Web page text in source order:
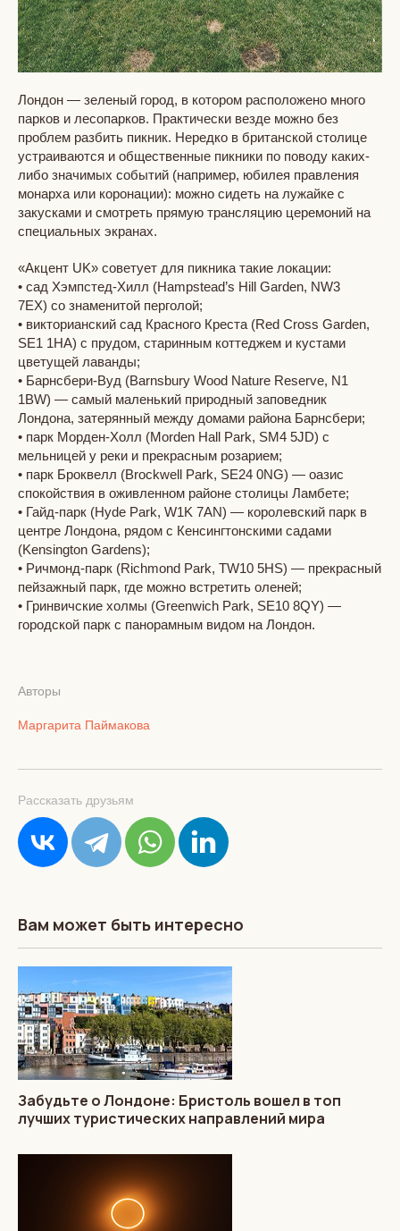
Лондон — зеленый город, в котором расположено много
парков и лесопарков. Практически везде можно без
проблем разбить пикник. Нередко в британской столице
устраиваются и общественные пикники по поводу каких-
либо значимых событий (например, юбилея правления
монарха или коронации): можно сидеть на лужайке с
закусками и смотреть прямую трансляцию церемоний на
специальных экранах.
«Акцент UK» советует для пикника такие локации:
• сад Хэмпстед-Хилл (Hampstead’s Hill Garden, NW3
7EX) со знаменитой перголой;
• викторианский сад Красного Креста (Red Cross Garden,
SE1 1HA) с прудом, старинным коттеджем и кустами
цветущей лаванды;
• Барнсбери-Вуд (Barnsbury Wood Nature Reserve, N1
1BW) — самый маленький природный заповедник
Лондона, затерянный между домами района Барнсбери;
• парк Морден-Холл (Morden Hall Park, SM4 5JD) с
мельницей у реки и прекрасным розарием;
• парк Броквелл (Brockwell Park, SE24 0NG) — оазис
спокойствия в оживленном районе столицы Ламбете;
• Гайд-парк (Hyde Park, W1K 7AN) — королевский парк в
центре Лондона, рядом с Кенсингтонскими садами
(Kensington Gardens);
• Ричмонд-парк (Richmond Park, TW10 5HS) — прекрасный
пейзажный парк, где можно встретить оленей;
• Гринвичские холмы (Greenwich Park, SE10 8QY) —
городской парк с панорамным видом на Лондон.
Авторы
Маргарита Паймакова
Рассказать друзьям
Вам может быть интересно
Забудьте о Лондоне: Бристоль вошел в топ
лучших туристических направлений мира